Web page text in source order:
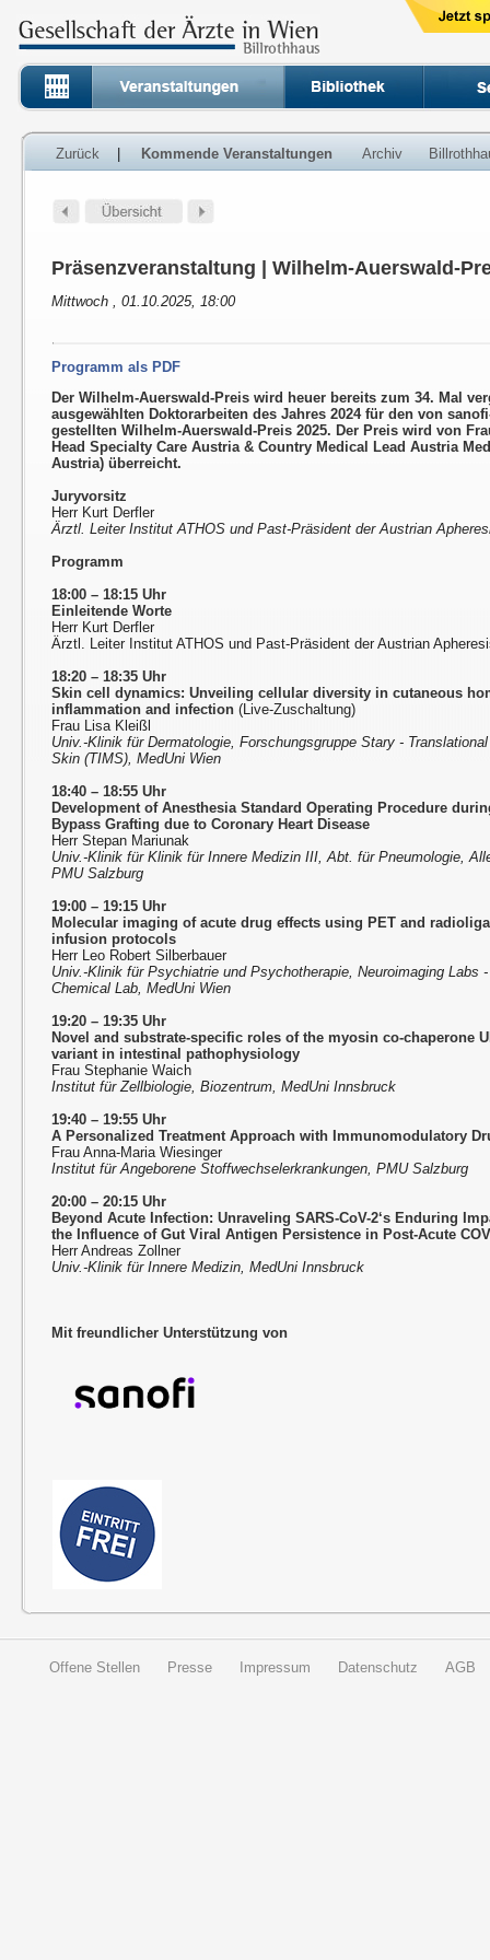
Zurück Kommende Veranstaltungen Archiv
Präsenzveranstaltung | Wilhelm-Auerswald-
Mittwoch , 01.10.2025, 18:00
Programm als PDF
Der Wilhelm-Auerswald-Preis wird heuer bereits zum 34. Mal
ausgewählten Doktorarbeiten des Jahres 2024 für den von
gestellten Wilhelm-Auerswald-Preis 2025. Der Preis wird von
Head Specialty Care Austria & Country Medical Lead Austria
Austria) überreicht.
Juryvorsitz
Herr Kurt Derfler
Ärztl. Leiter Institut ATHOS und Past-Präsident der Austrian
Programm
18:00 – 18:15 Uhr
Einleitende Worte
Herr Kurt Derfler
Ärztl. Leiter Institut ATHOS und Past-Präsident der Austrian
18:20 – 18:35 Uhr
Skin cell dynamics: Unveiling cellular diversity in cutaneous
inflammation and infection (Live-Zuschaltung)
Frau Lisa Kleißl
Univ.-Klinik für Dermatologie, Forschungsgruppe Stary -
Skin (TIMS), MedUni Wien
18:40 – 18:55 Uhr
Development of Anesthesia Standard Operating Procedure
Bypass Grafting due to Coronary Heart Disease
Herr Stepan Mariunak
Univ.-Klinik für Klinik für Innere Medizin III, Abt. für Pneumologie,
PMU Salzburg
19:00 – 19:15 Uhr
Molecular imaging of acute drug effects using PET and
infusion protocols
Herr Leo Robert Silberbauer
Univ.-Klinik für Psychiatrie und Psychotherapie, Neuroimaging Labs
Chemical Lab, MedUni Wien
19:20 – 19:35 Uhr
Novel and substrate-specific roles of the myosin co-chaperone
variant in intestinal pathophysiology
Frau Stephanie Waich
Institut für Zellbiologie, Biozentrum, MedUni Innsbruck
19:40 – 19:55 Uhr
A Personalized Treatment Approach with Immunomodulatory
Frau Anna-Maria Wiesinger
Institut für Angeborene Stoffwechselerkrankungen, PMU Salzburg
20:00 – 20:15 Uhr
Beyond Acute Infection: Unraveling SARS-CoV-2‘s Enduring
the Influence of Gut Viral Antigen Persistence in Post-Acute
Herr Andreas Zollner
Univ.-Klinik für Innere Medizin, MedUni Innsbruck
Mit freundlicher Unterstützung von
Offene Stellen Presse Impressum Datenschutz AGB